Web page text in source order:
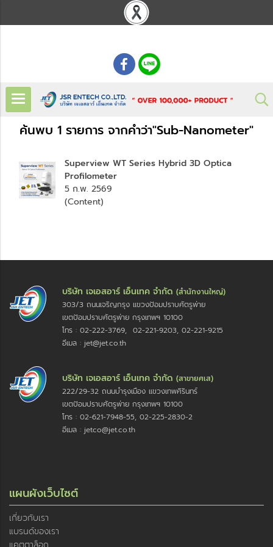
ค้นพบ 1 รายการ จากคำว่า"Sub-Nanometer"
Superview WT Series Hybrid 3D Optica
Profilometer
5 ก.พ. 2569
(Content)
บริษัท เจเอสอาร์ เอ็นเทค จำกัด (สำนักงานใหญ่)
303/3 ถนนเจริญกรุง แขวงป้อมปราบศัตรูพ่าย
เขตป้อมปราบศัตรูพ่าย กรุงเทพฯ 10100
โทร : 02-222-3769, 02-221-9203, 02-221-9215
อีเมล : jet@jet.co.th
บริษัท เจเอสอาร์ เอ็นเทค จำกัด (สาขายศเส)
222/29-32 ถนนบำรุงเมือง แขวงเทพศิรินทร์
เขตป้อมปราบศัตรูพ่าย กรุงเทพฯ 10100
โทร : 02-621-7948-55, 02-225-2830-2
อีเมล : jetco@jet.co.th
แผนผังเว็บไซต์
เกี่ยวกับเรา
แบรนด์ของเรา